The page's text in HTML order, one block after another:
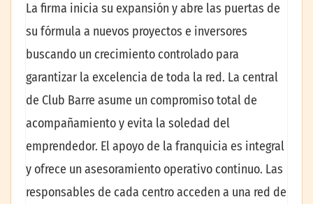
La firma inicia su expansión y abre las puertas de
su fórmula a nuevos proyectos e inversores
buscando un crecimiento controlado para
garantizar la excelencia de toda la red. La central
de Club Barre asume un compromiso total de
acompañamiento y evita la soledad del
emprendedor. El apoyo de la franquicia es integral
y ofrece un asesoramiento operativo continuo. Las
responsables de cada centro acceden a una red de